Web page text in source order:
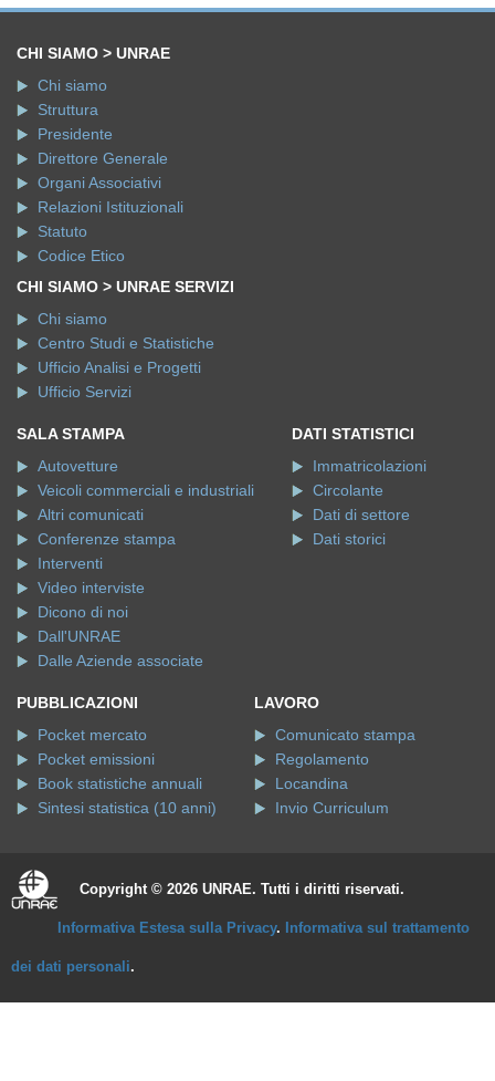
CHI SIAMO > UNRAE
Chi siamo
Struttura
Presidente
Direttore Generale
Organi Associativi
Relazioni Istituzionali
Statuto
Codice Etico
CHI SIAMO > UNRAE SERVIZI
Chi siamo
Centro Studi e Statistiche
Ufficio Analisi e Progetti
Ufficio Servizi
SALA STAMPA
Autovetture
Veicoli commerciali e industriali
Altri comunicati
Conferenze stampa
Interventi
Video interviste
Dicono di noi
Dall'UNRAE
Dalle Aziende associate
DATI STATISTICI
Immatricolazioni
Circolante
Dati di settore
Dati storici
PUBBLICAZIONI
Pocket mercato
Pocket emissioni
Book statistiche annuali
Sintesi statistica (10 anni)
LAVORO
Comunicato stampa
Regolamento
Locandina
Invio Curriculum
Copyright © 2026 UNRAE. Tutti i diritti riservati.
Informativa Estesa sulla Privacy. Informativa sul trattamento
dei dati personali.